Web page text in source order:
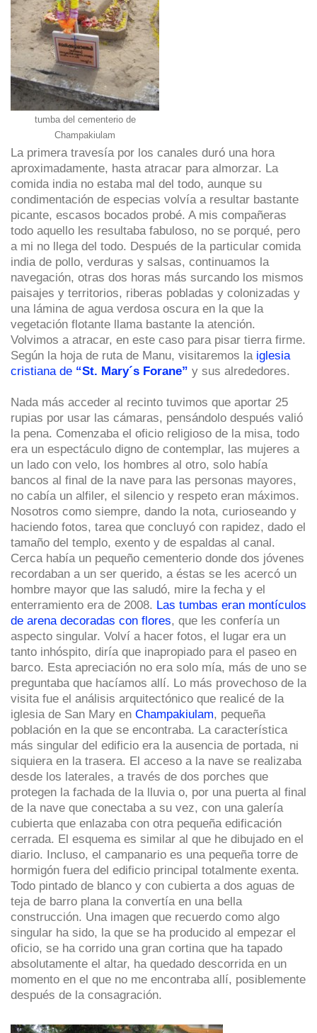
tumba del cementerio de
Champakiulam
La primera travesía por los canales duró una hora
aproximadamente, hasta atracar para almorzar. La
comida india no estaba mal del todo, aunque su
condimentación de especias volvía a resultar bastante
picante, escasos bocados probé. A mis compañeras
todo aquello les resultaba fabuloso, no se porqué, pero
a mi no llega del todo. Después de la particular comida
india de pollo, verduras y salsas, continuamos la
navegación, otras dos horas más surcando los mismos
paisajes y territorios, riberas pobladas y colonizadas y
una lámina de agua verdosa oscura en la que la
vegetación flotante llama bastante la atención.
Volvimos a atracar, en este caso para pisar tierra firme.
Según la hoja de ruta de Manu, visitaremos la iglesia
cristiana de “St. Mary´s Forane” y sus alrededores.
Nada más acceder al recinto tuvimos que aportar 25
rupias por usar las cámaras, pensándolo después valió
la pena. Comenzaba el oficio religioso de la misa, todo
era un espectáculo digno de contemplar, las mujeres a
un lado con velo, los hombres al otro, solo había
bancos al final de la nave para las personas mayores,
no cabía un alfiler, el silencio y respeto eran máximos.
Nosotros como siempre, dando la nota, curioseando y
haciendo fotos, tarea que concluyó con rapidez, dado el
tamaño del templo, exento y de espaldas al canal.
Cerca había un pequeño cementerio donde dos jóvenes
recordaban a un ser querido, a éstas se les acercó un
hombre mayor que las saludó, mire la fecha y el
enterramiento era de 2008. Las tumbas eran montículos
de arena decoradas con flores, que les confería un
aspecto singular. Volví a hacer fotos, el lugar era un
tanto inhóspito, diría que inapropiado para el paseo en
barco. Esta apreciación no era solo mía, más de uno se
preguntaba que hacíamos allí. Lo más provechoso de la
visita fue el análisis arquitectónico que realicé de la
iglesia de San Mary en Champakiulam, pequeña
población en la que se encontraba. La característica
más singular del edificio era la ausencia de portada, ni
siquiera en la trasera. El acceso a la nave se realizaba
desde los laterales, a través de dos porches que
protegen la fachada de la lluvia o, por una puerta al final
de la nave que conectaba a su vez, con una galería
cubierta que enlazaba con otra pequeña edificación
cerrada. El esquema es similar al que he dibujado en el
diario. Incluso, el campanario es una pequeña torre de
hormigón fuera del edificio principal totalmente exenta.
Todo pintado de blanco y con cubierta a dos aguas de
teja de barro plana la convertía en una bella
construcción. Una imagen que recuerdo como algo
singular ha sido, la que se ha producido al empezar el
oficio, se ha corrido una gran cortina que ha tapado
absolutamente el altar, ha quedado descorrida en un
momento en el que no me encontraba allí, posiblemente
después de la consagración.